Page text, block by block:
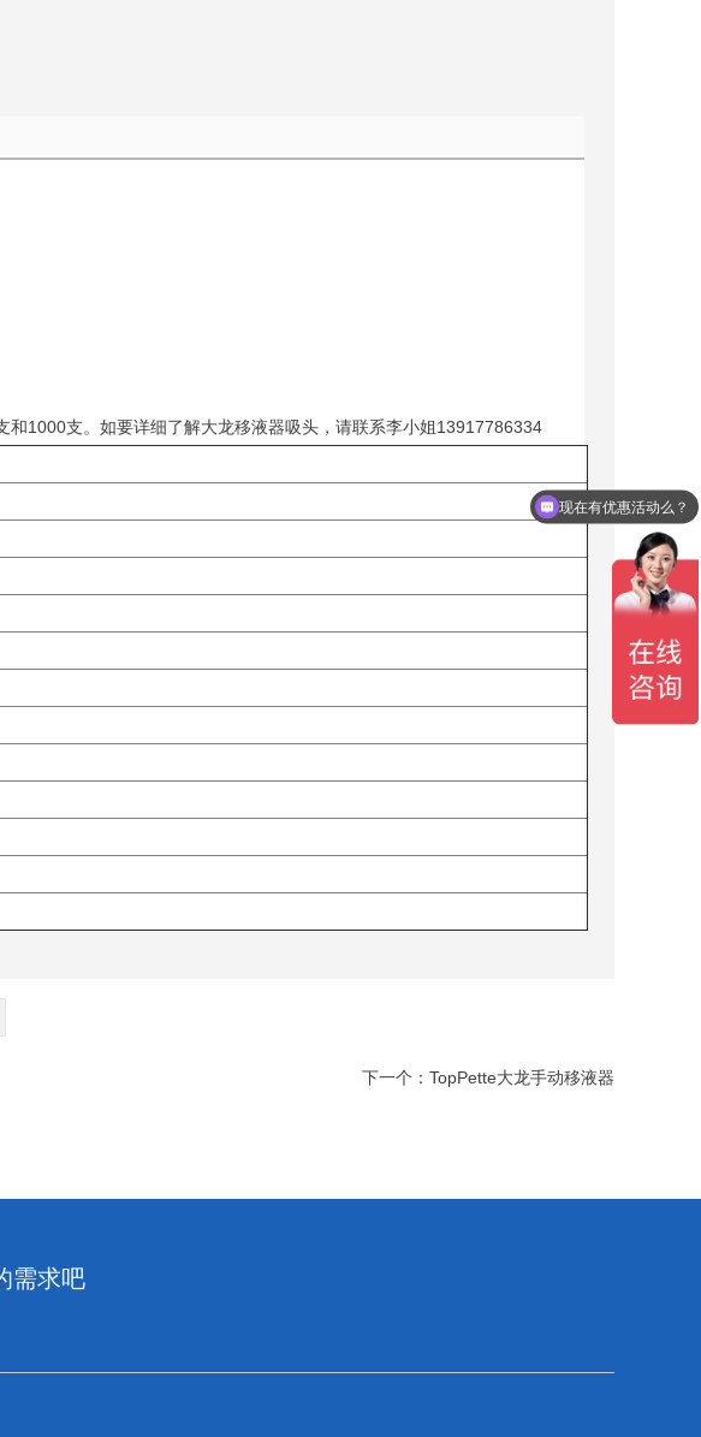
1000支。如要详细了解大龙移液器吸头，请联系李小姐13917786334
下一个： TopPette大龙手动移液器
需求吧
可以介绍下你们的产品么？